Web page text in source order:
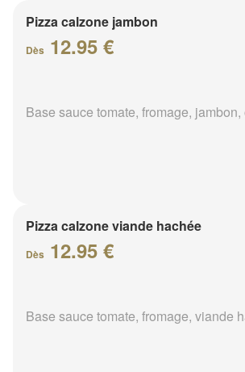
Pizza calzone jambon
Dès 12.95 €
Base sauce tomate, fromage, jambon,
Pizza calzone viande hachée
Dès 12.95 €
Base sauce tomate, fromage, viande